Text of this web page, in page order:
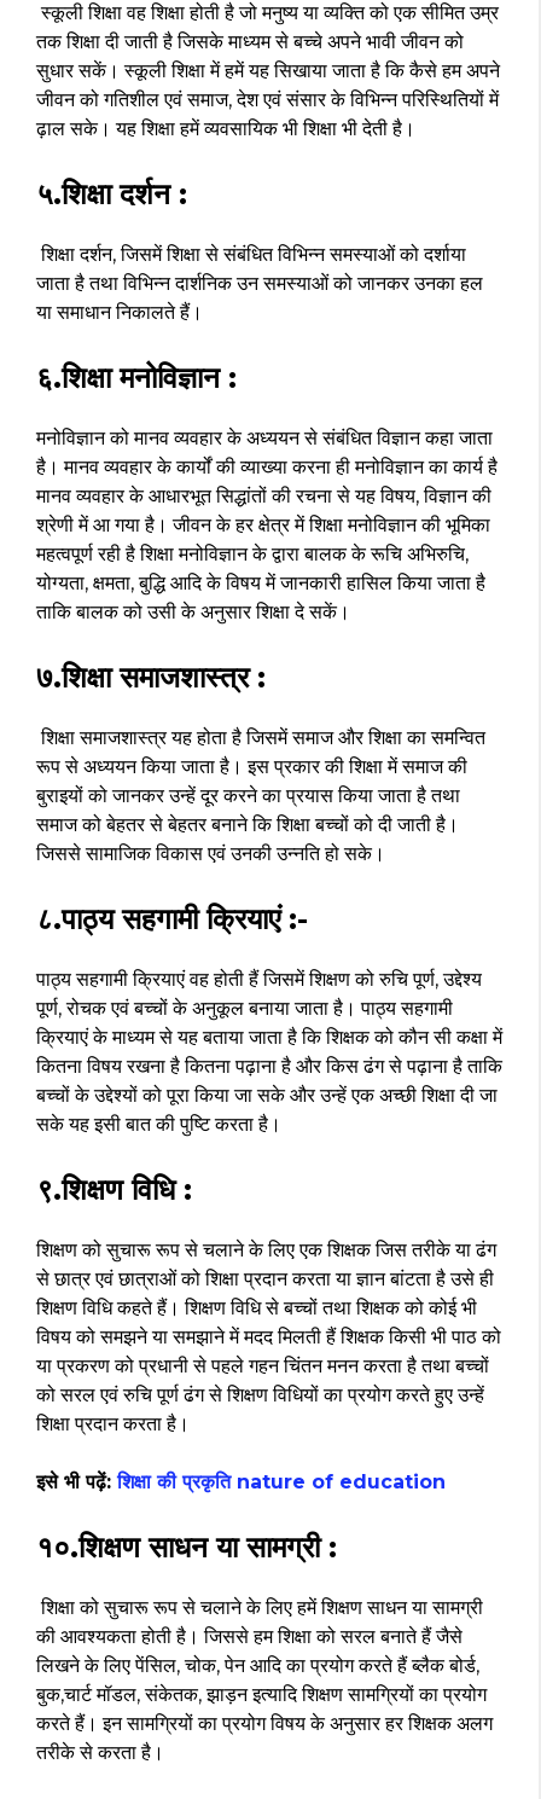
स्कूली शिक्षा वह शिक्षा होती है जो मनुष्य या व्यक्ति को एक सीमित उम्र
तक शिक्षा दी जाती है जिसके माध्यम से बच्चे अपने भावी जीवन को
सुधार सकें। स्कूली शिक्षा में हमें यह सिखाया जाता है कि कैसे हम अपने
जीवन को गतिशील एवं समाज, देश एवं संसार के विभिन्न परिस्थितियों में
ढ़ाल सके। यह शिक्षा हमें व्यवसायिक भी शिक्षा भी देती है।
५.शिक्षा दर्शन :
शिक्षा दर्शन, जिसमें शिक्षा से संबंधित विभिन्न समस्याओं को दर्शाया
जाता है तथा विभिन्न दार्शनिक उन समस्याओं को जानकर उनका हल
या समाधान निकालते हैं।
६.शिक्षा मनोविज्ञान :
मनोविज्ञान को मानव व्यवहार के अध्ययन से संबंधित विज्ञान कहा जाता
है। मानव व्यवहार के कार्यों की व्याख्या करना ही मनोविज्ञान का कार्य है
मानव व्यवहार के आधारभूत सिद्धांतों की रचना से यह विषय, विज्ञान की
श्रेणी में आ गया है। जीवन के हर क्षेत्र में शिक्षा मनोविज्ञान की भूमिका
महत्वपूर्ण रही है शिक्षा मनोविज्ञान के द्वारा बालक के रूचि अभिरुचि,
योग्यता, क्षमता, बुद्धि आदि के विषय में जानकारी हासिल किया जाता है
ताकि बालक को उसी के अनुसार शिक्षा दे सकें।
७.शिक्षा समाजशास्त्र :
शिक्षा समाजशास्त्र यह होता है जिसमें समाज और शिक्षा का समन्वित
रूप से अध्ययन किया जाता है। इस प्रकार की शिक्षा में समाज की
बुराइयों को जानकर उन्हें दूर करने का प्रयास किया जाता है तथा
समाज को बेहतर से बेहतर बनाने कि शिक्षा बच्चों को दी जाती है।
जिससे सामाजिक विकास एवं उनकी उन्नति हो सके।
८.पाठ्य सहगामी क्रियाएं :-
पाठ्य सहगामी क्रियाएं वह होती हैं जिसमें शिक्षण को रुचि पूर्ण, उद्देश्य
पूर्ण, रोचक एवं बच्चों के अनुकूल बनाया जाता है। पाठ्य सहगामी
क्रियाएं के माध्यम से यह बताया जाता है कि शिक्षक को कौन सी कक्षा में
कितना विषय रखना है कितना पढ़ाना है और किस ढंग से पढ़ाना है ताकि
बच्चों के उद्देश्यों को पूरा किया जा सके और उन्हें एक अच्छी शिक्षा दी जा
सके यह इसी बात की पुष्टि करता है।
९.शिक्षण विधि :
शिक्षण को सुचारू रूप से चलाने के लिए एक शिक्षक जिस तरीके या ढंग
से छात्र एवं छात्राओं को शिक्षा प्रदान करता या ज्ञान बांटता है उसे ही
शिक्षण विधि कहते हैं। शिक्षण विधि से बच्चों तथा शिक्षक को कोई भी
विषय को समझने या समझाने में मदद मिलती हैं शिक्षक किसी भी पाठ को
या प्रकरण को प्रधानी से पहले गहन चिंतन मनन करता है तथा बच्चों
को सरल एवं रुचि पूर्ण ढंग से शिक्षण विधियों का प्रयोग करते हुए उन्हें
शिक्षा प्रदान करता है।
इसे भी पढ़ें:शिक्षा की प्रकृति nature of education
१०.शिक्षण साधन या सामग्री :
शिक्षा को सुचारू रूप से चलाने के लिए हमें शिक्षण साधन या सामग्री
की आवश्यकता होती है। जिससे हम शिक्षा को सरल बनाते हैं जैसे
लिखने के लिए पेंसिल, चोक, पेन आदि का प्रयोग करते हैं ब्लैक बोर्ड,
बुक,चार्ट मॉडल, संकेतक, झाड़न इत्यादि शिक्षण सामग्रियों का प्रयोग
करते हैं। इन सामग्रियों का प्रयोग विषय के अनुसार हर शिक्षक अलग
तरीके से करता है।